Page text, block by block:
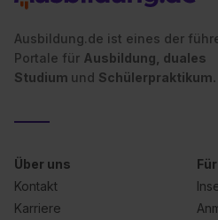
Ausbildung.de ist eines der
Portale für Ausbildung, duales
Studium und Schülerpraktikum.
Über uns
Kontakt
Karriere